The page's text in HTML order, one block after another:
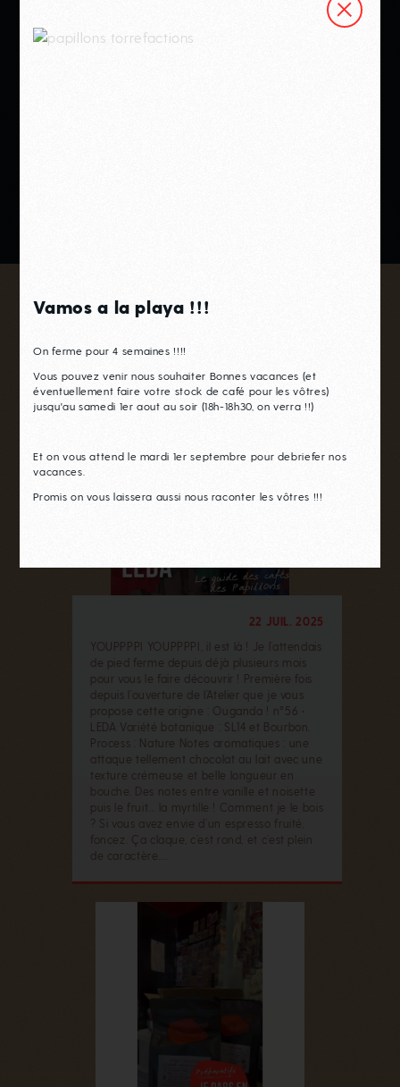
Vamos a la playa !!!
On ferme pour 4 semaines !!!!
Vous pouvez venir nous souhaiter Bonnes vacances (et
éventuellement faire votre stock de café pour les vôtres)
jusqu'au samedi 1er aout au soir (18h-18h30, on verra !!)
Et on vous attend le mardi 1er septembre pour debriefer nos
vacances.
Promis on vous laissera aussi nous raconter les vôtres !!!
Papillons sur les
réseaux
22 JUIL. 2025
YOUPPPPI YOUPPPPI, il est là ! Je l’attendais
de pied ferme depuis déjà plusieurs mois
pour vous le faire découvrir ! Première fois
depuis l’ouverture de l’Atelier que je vous
propose cette origine : Ouganda ! n°56 •
LEDA Variété botanique : SL14 et Bourbon.
Process : Nature Notes aromatiques : une
attaque tellement chocolat au lait avec une
texture crémeuse et belle longueur en
bouche. Des notes entre vanille et noisette
puis le fruit... la myrtille ! Comment je le bois
? Si vous avez envie d’un espresso fruité,
foncez. Ça claque, c’est rond, et c’est plein
de caractère.…